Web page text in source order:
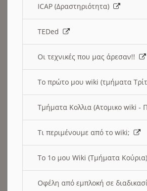
ICAP (Δραστηριότητα)
TEDed
Οι τεχνικές που μας άρεσαν!!
Το πρώτο μου wiki (τμήματα
Τμήματα Κολλια (Ατομικο wiki
Τι περιμένουμε από το wiki;
Το 1ο μου Wiki (Τμήματα
Οφέλη από εμπλοκή σε